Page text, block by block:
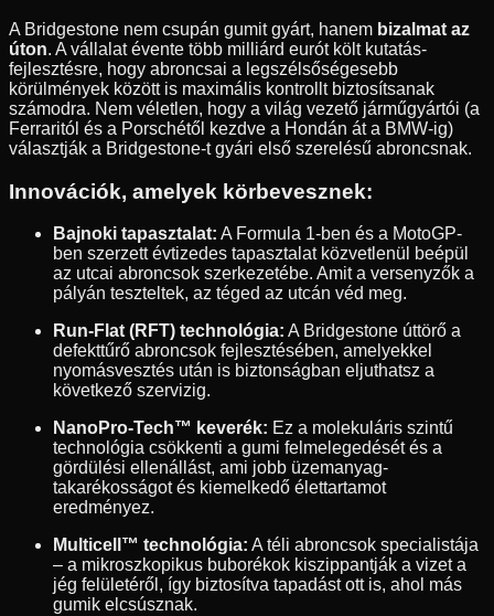
A Bridgestone nem csupán gumit gyárt, hanem bizalmat az
úton. A vállalat évente több milliárd eurót költ kutatás-
fejlesztésre, hogy abroncsai a legszélsőségesebb
körülmények között is maximális kontrollt biztosítsanak
számodra. Nem véletlen, hogy a világ vezető járműgyártói (a
Ferraritól és a Porschétől kezdve a Hondán át a BMW-ig)
választják a Bridgestone-t gyári első szerelésű abroncsnak.
Innovációk, amelyek körbevesznek:
Bajnoki tapasztalat: A Formula 1-ben és a MotoGP-
ben szerzett évtizedes tapasztalat közvetlenül beépül
az utcai abroncsok szerkezetébe. Amit a versenyzők a
pályán teszteltek, az téged az utcán véd meg.
Run-Flat (RFT) technológia: A Bridgestone úttörő a
defekttűrő abroncsok fejlesztésében, amelyekkel
nyomásvesztés után is biztonságban eljuthatsz a
következő szervizig.
NanoPro-Tech™ keverék: Ez a molekuláris szintű
technológia csökkenti a gumi felmelegedését és a
gördülési ellenállást, ami jobb üzemanyag-
takarékosságot és kiemelkedő élettartamot
eredményez.
Multicell™ technológia: A téli abroncsok specialistája
– a mikroszkopikus buborékok kiszippantják a vizet a
jég felületéről, így biztosítva tapadást ott is, ahol más
gumik elcsúsznak.